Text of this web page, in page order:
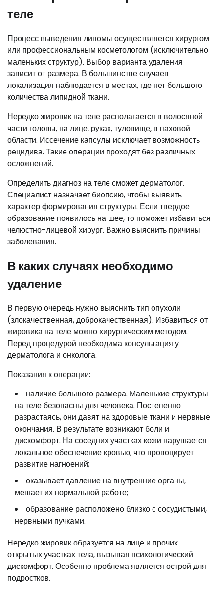
теле
Процесс выведения липомы осуществляется хирургом
или профессиональным косметологом (исключительно
маленьких структур). Выбор варианта удаления
зависит от размера. В большинстве случаев
локализация наблюдается в местах, где нет большого
количества липидной ткани.
Нередко жировик на теле располагается в волосяной
части головы, на лице, руках, туловище, в паховой
области. Иссечение капсулы исключает возможность
рецидива. Такие операции проходят без различных
осложнений.
Определить диагноз на теле сможет дерматолог.
Специалист назначает биопсию, чтобы выявить
характер формирования структуры. Если твердое
образование появилось на шее, то поможет избавиться
челюстно-лицевой хирург. Важно выяснить причины
заболевания.
В каких случаях необходимо
удаление
В первую очередь нужно выяснить тип опухоли
(злокачественная, доброкачественная). Избавиться от
жировика на теле можно хирургическим методом.
Перед процедурой необходима консультация у
дерматолога и онколога.
Показания к операции:
наличие большого размера. Маленькие структуры
на теле безопасны для человека. Постепенно
разрастаясь, они давят на здоровые ткани и нервные
окончания. В результате возникают боли и
дискомфорт. На соседних участках кожи нарушается
локальное обеспечение кровью, что провоцирует
развитие нагноений;
оказывает давление на внутренние органы,
мешает их нормальной работе;
образование расположено близко с сосудистыми,
нервными пучками.
Нередко жировик образуется на лице и прочих
открытых участках тела, вызывая психологический
дискомфорт. Особенно проблема является острой для
подростков.